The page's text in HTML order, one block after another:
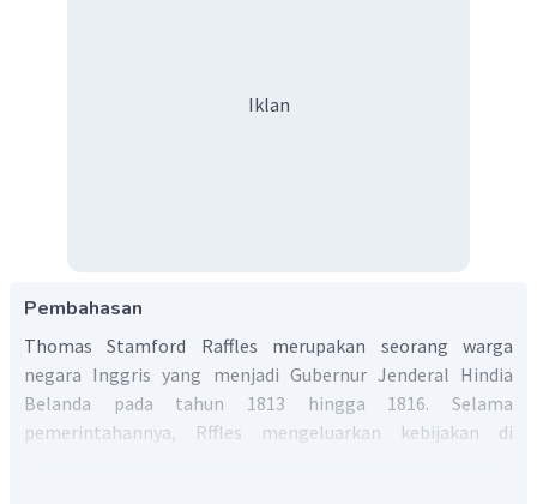
Iklan
Pembahasan
Thomas Stamford Raffles merupakan seorang warga
negara Inggris yang menjadi Gubernur Jenderal Hindia
Belanda pada tahun 1813 hingga 1816. Selama
pemerintahannya, Rffles mengeluarkan kebijakan di